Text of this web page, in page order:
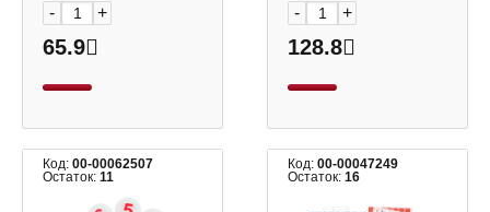
- +
65.9
- +
128.8
Код: 00-00062507
Остаток: 11
Код:00-00047249
Остаток:16